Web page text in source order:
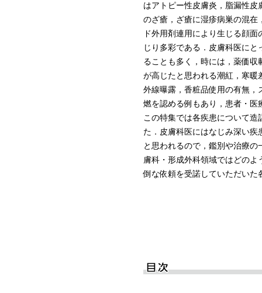
はアトピー性皮膚炎，脂漏性
のざ瘡，ざ瘡に湿疹病巣の混
ド外用剤連用により生じる顔
じり多彩である．皮膚科医に
ることも多く，時には，薬価
が高じたと思われる潮紅，寒
外線曝露，香粧品使用の有無
燃を認める例もあり，患者・
この特集では各疾患について
た．皮膚科医にはなじみ深い
と思われるので，鑑別や治療
膚科・形成外科領域ではどの
倒な依頼を受諾していただい